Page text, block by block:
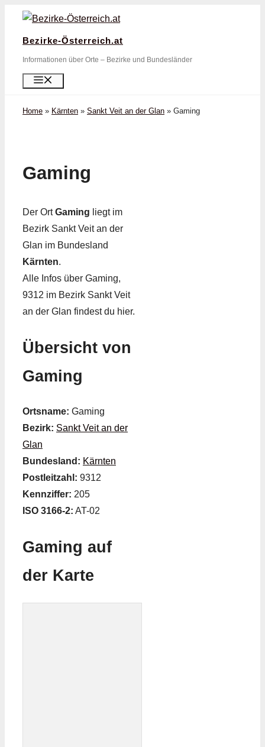
Zum
springen
Bezirke-Österreich.at
Informationen über Orte – Bezirke und Bundesländer
Home » Kärnten » Sankt Veit an der Glan » Gaming
Gaming
Der OrtGaming liegt im
Bezirk Sankt Veit an der
Glan im Bundesland
Kärnten.
Alle Infos über Gaming,
9312 im Bezirk Sankt Veit
an der Glan findest du hier.
Übersicht von
Gaming
Ortsname: Gaming
Bezirk: Sankt Veit an der
Glan
Bundesland: Kärnten
Postleitzahl: 9312
Kennziffer: 205
ISO 3166-2: AT-02
Gaming auf
der Karte